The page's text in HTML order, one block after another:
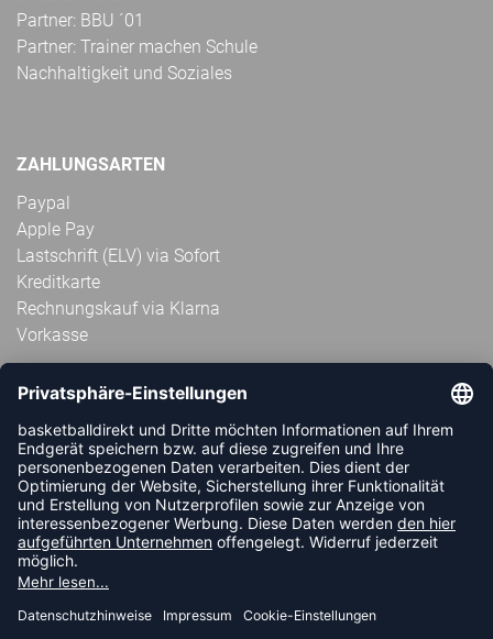
Partner: BBU ´01
Partner: Trainer machen Schule
Nachhaltigkeit und Soziales
ZAHLUNGSARTEN
Paypal
Apple Pay
Lastschrift (ELV) via Sofort
Kreditkarte
Rechnungskauf via Klarna
Vorkasse
ABONNIERE JETZT DEN KOSTENLOSEN
HANDBALLDIREKT-NEWSLETTER UND VERPASSE KEINE
NEUIGKEIT ODER AKTION MEHR.
JETZT ANMELDEN